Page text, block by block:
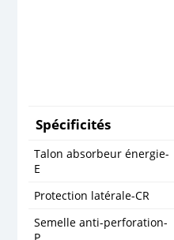
Spécificités
Talon absorbeur énergie-
E
Protection latérale-CR
Semelle anti-perforation-
P